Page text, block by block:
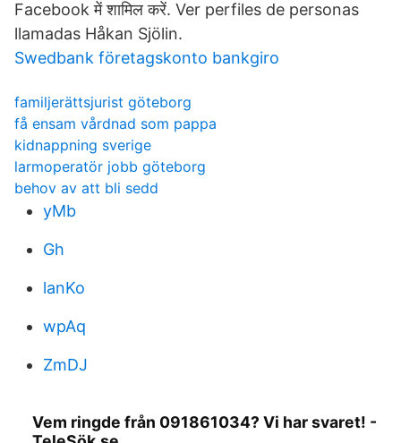
Facebook में शामिल करें. Ver perfiles de personas
llamadas Håkan Sjölin.
Swedbank företagskonto bankgiro
familjerättsjurist göteborg
få ensam vårdnad som pappa
kidnappning sverige
larmoperatör jobb göteborg
behov av att bli sedd
yMb
Gh
lanKo
wpAq
ZmDJ
Vem ringde från 091861034? Vi har svaret! -